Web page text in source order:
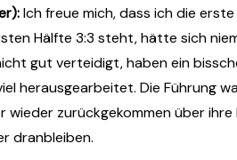
Ich freue mich, dass ich die
Hälfte 3:3 steht, hätte sich
gut verteidigt, haben ein
herausgearbeitet. Die Führung
wieder zurückgekommen über
dranbleiben.